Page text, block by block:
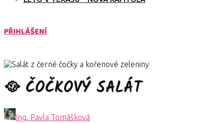
PŘIHLÁŠENÍ
🥘 ČOČKOVÝ SALÁT
Ing. Pavla Tomášková